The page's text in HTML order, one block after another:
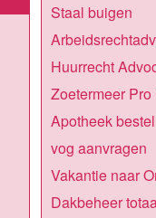
Staal buigen
Huurrecht
Zoetermeer
Apotheek
vog aanvragen
Vakantie naar
Dakbeheer